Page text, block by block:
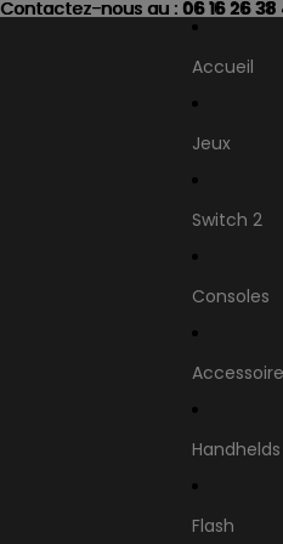
Contactez-nous au : 06 16 26 38
Contactez-nous au : 06 16 26 38
Accueil
Jeux
Switch 2
Consoles
Handhelds
Flash